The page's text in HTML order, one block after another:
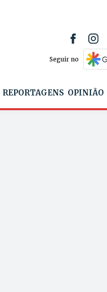
Seguir no
REPORTAGENS OPINIÃO